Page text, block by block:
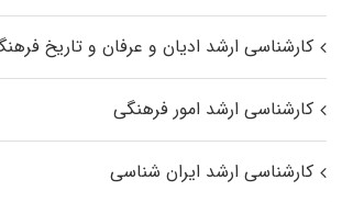
کارشناسی ارشد ادیان و عرفان و تاریخ
کارشناسی ارشد امور فرهنگی
کارشناسی ارشد ایران شناسی